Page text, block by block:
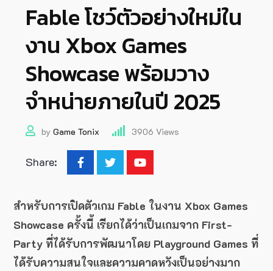
Fable โชว์ตัวอย่างใหม่ใน
งาน Xbox Games
Showcase พร้อมวาง
จำหน่ายภายในปี 2025
by Game Tonix 3906 Views
Share:
สำหรับการเปิดตัวเกม Fable ในงาน Xbox Games
Showcase ครั้งนี้ เรียกได้ว่าเป็นเกมจาก First-
Party ที่ได้รับการพัฒนาโดย Playground Games ที่
ได้รับความสนใจและความคาดหวังเป็นอย่างมาก